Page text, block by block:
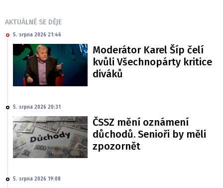
AKTUÁLNĚ SE DĚJE
5. srpna 2026 21:46
Moderátor Karel Šíp čelí
kvůli Všechnopárty kritice
diváků
5. srpna 2026 20:31
ČSSZ mění oznámení
důchodů. Senioři by měli
zpozornět
5. srpna 2026 19:08